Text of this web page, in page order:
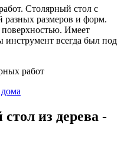
Столярный стол с
разных размеров и форм.
Имеет
всегда был под
из дерева -